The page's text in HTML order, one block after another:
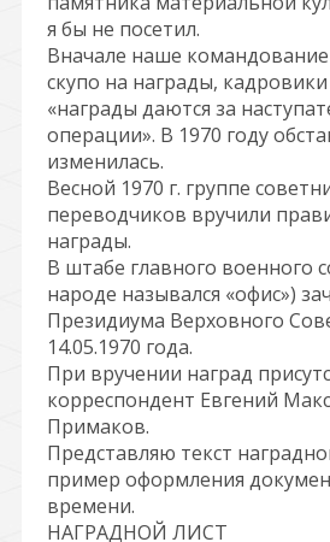
я бы не посетил.
Вначале наше
скупо на награды,
«награды даются за
операции». В 1970 году
изменилась.
Весной 1970 г. группе
переводчиков вручили
награды.
В штабе главного военного
народе назывался «офис»)
Президиума Верховного
14.05.1970 года.
При вручении наград
корреспондент Евгений
Примаков.
Представляю текст
пример оформления
времени.
НАГРАДНОЙ ЛИСТ